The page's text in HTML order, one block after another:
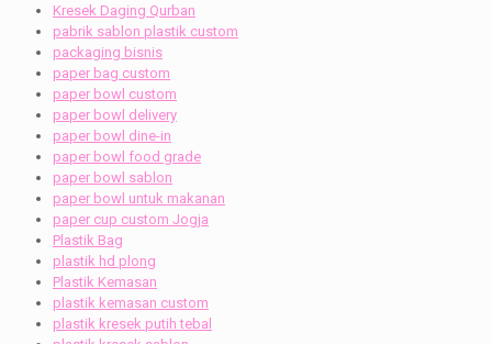
Kresek Daging Qurban
pabrik sablon plastik custom
packaging bisnis
paper bag custom
paper bowl custom
paper bowl delivery
paper bowl dine-in
paper bowl food grade
paper bowl sablon
paper bowl untuk makanan
paper cup custom Jogja
Plastik Bag
plastik hd plong
Plastik Kemasan
plastik kemasan custom
plastik kresek putih tebal